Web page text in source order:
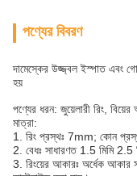
পণ্যের বিবরণ
দামেস্কের উজ্জ্বল ইস্পাত এবং
হয়
পণ্যের ধরন: জুয়েলারী রিং, বিয়ের
মাত্রা:
1. রিং প্রস্থঃ 7mm; কোন
2. বেধঃ সাধারণত 1.5 মিমি 2.5
3. রিংয়ের আকারঃ অর্ধেক আকার